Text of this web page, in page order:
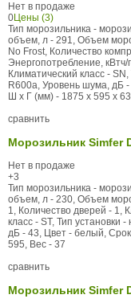
Нет в продаже
0Цены (3)
Тип морозильника -
объем, л - 291, Объем
No Frost, Количество
Энергопотребление,
Климатический класс -
R600a, Уровень шума, дБ
Ш x Г (мм) - 1875 x 595 x
сравнить
Морозильник Simfer
Нет в продаже
+3
Тип морозильника -
объем, л - 230, Объем
1, Количество дверей - 1,
класс - ST, Тип
дБ - 43, Цвет - белый,
595, Вес - 37
сравнить
Морозильник Simfer